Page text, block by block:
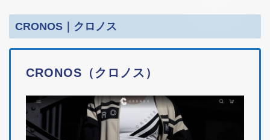
CRONOS｜クロノス
CRONOS（クロノス）